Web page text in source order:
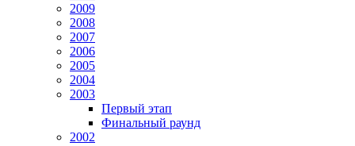
2009
2008
2007
2006
2005
2004
2003
Первый этап
Финальный раунд
2002